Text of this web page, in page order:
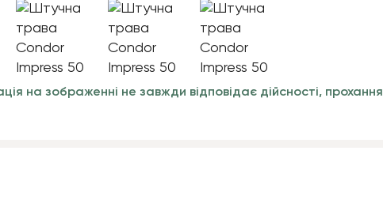
на зображенні не завжди відповідає дійсності, прохання